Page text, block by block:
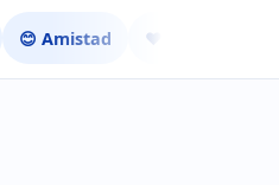
😊 Amistad ❤️ Ligar